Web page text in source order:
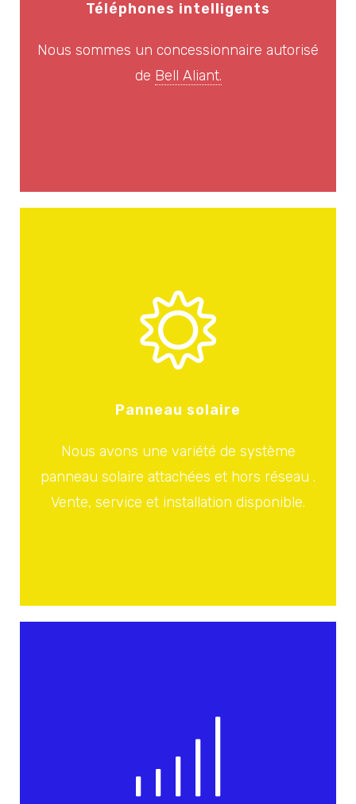
Téléphones intelligents
Nous sommes un concessionnaire autorisé
de Bell Aliant.
Panneau solaire
Nous avons une variété de système
panneau solaire attachées et hors réseau .
Vente, service et installation disponible.